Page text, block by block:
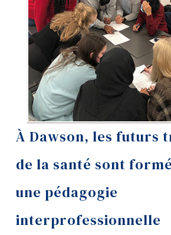
À Dawson, les futurs
de la santé sont
une pédagogie
interprofessionnelle
Menu
Programmes
Formation
Admissions
La vie à
Qui vous
Futurs
personnel